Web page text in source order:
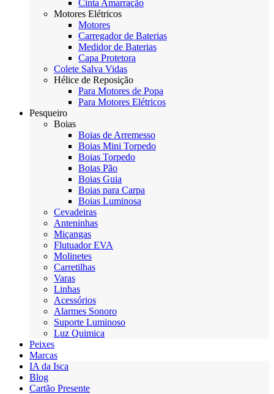
Cinta Amarração
Motores Elétricos
Motores
Carregador de Baterias
Medidor de Baterias
Capa Protetora
Colete Salva Vidas
Hélice de Reposição
Para Motores de Popa
Para Motores Elétricos
Pesqueiro
Boias
Boias de Arremesso
Boias Mini Torpedo
Boias Torpedo
Boias Pão
Boias Guia
Boias para Carpa
Boias Luminosa
Cevadeiras
Anteninhas
Miçangas
Flutuador EVA
Molinetes
Carretilhas
Varas
Linhas
Acessórios
Alarmes Sonoro
Suporte Luminoso
Luz Quimica
Peixes
Marcas
IA da Isca
Blog
Cartão Presente